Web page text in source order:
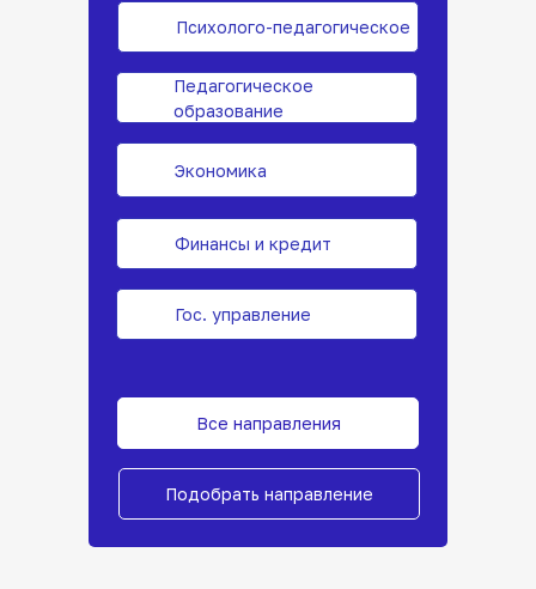
Подобрать направление
Все направления
Педагогическое
образование
Экономика
Психолого-педагогическое
Гос. управление
Финансы и кредит